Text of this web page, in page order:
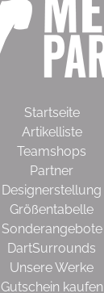
Startseite
Artikelliste
Teamshops
Partner
Designerstellung
Größentabelle
Sonderangebote
DartSurrounds
Unsere Werke
Gutschein kaufen